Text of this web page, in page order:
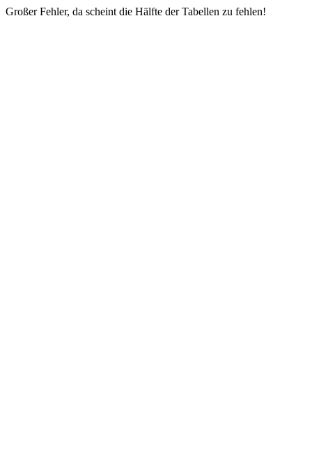
Großer Fehler, da scheint die Hälfte der Tabellen zu fehlen!